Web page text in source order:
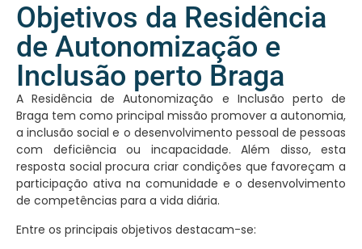
Objetivos da Residência
de Autonomização e
Inclusão perto Braga
A Residência de Autonomização e Inclusão perto de
Braga tem como principal missão promover a autonomia,
a inclusão social e o desenvolvimento pessoal de pessoas
com deficiência ou incapacidade. Além disso, esta
resposta social procura criar condições que favoreçam a
participação ativa na comunidade e o desenvolvimento
de competências para a vida diária.
Entre os principais objetivos destacam-se: